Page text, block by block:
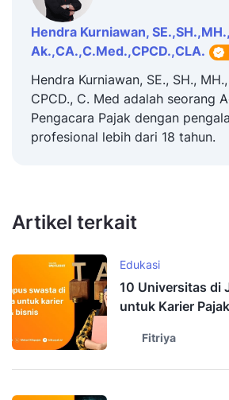
Hendra Kurniawan, SE.,SH.,MH.,
Ak.,CA.,C.Med.,CPCD.,CLA.
Hendra Kurniawan, SE., SH.,
CPCD., C. Med adalah seorang
Pengacara Pajak dengan
profesional lebih dari 18 tahun.
Artikel terkait
Edukasi
10 Universitas di
untuk Karier
Fitriya